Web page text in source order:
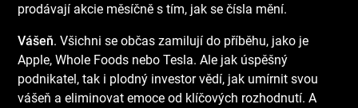
prodávají akcie měsíčně s tím, jak se čísla mění.
Vášeň. Všichni se občas zamilují do příběhu, jako je
Apple, Whole Foods nebo Tesla. Ale jak úspěšný
podnikatel, tak i plodný investor vědí, jak umírnit svou
vášeň a eliminovat emoce od klíčových rozhodnutí. A